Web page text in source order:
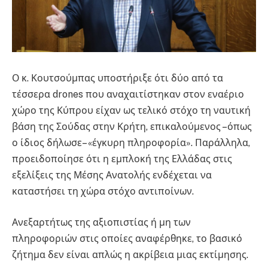
Ο κ. Κουτσούμπας υποστήριξε ότι δύο από τα
τέσσερα drones που αναχαιτίστηκαν στον εναέριο
χώρο της Κύπρου είχαν ως τελικό στόχο τη ναυτική
βάση της Σούδας στην Κρήτη, επικαλούμενος –όπως
ο ίδιος δήλωσε– «έγκυρη πληροφορία». Παράλληλα,
προειδοποίησε ότι η εμπλοκή της Ελλάδας στις
εξελίξεις της Μέσης Ανατολής ενδέχεται να
καταστήσει τη χώρα στόχο αντιποίνων.
Ανεξαρτήτως της αξιοπιστίας ή μη των
πληροφοριών στις οποίες αναφέρθηκε, το βασικό
ζήτημα δεν είναι απλώς η ακρίβεια μιας εκτίμησης.